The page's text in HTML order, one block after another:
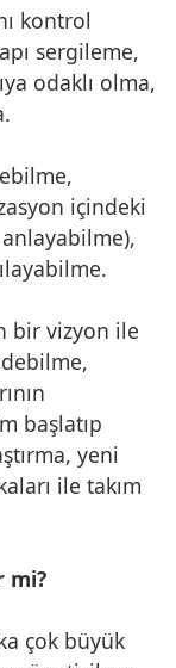
kontrol
sergileme,
odaklı olma,
içindeki
bir vizyon ile
başlatıp
yeni
ile takım
mi?
çok büyük